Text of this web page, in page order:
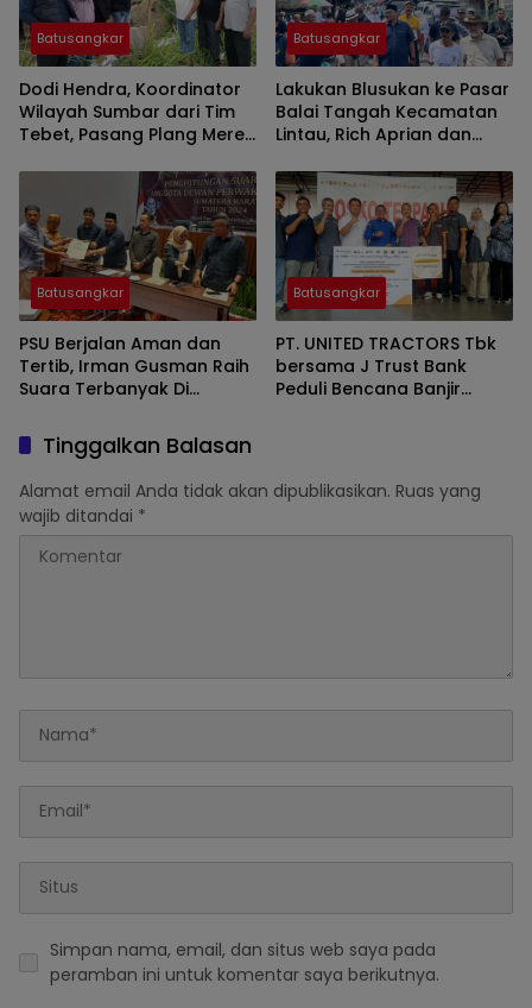
Batusangkar
Dodi Hendra, Koordinator
Wilayah Sumbar dari Tim
Tebet, Pasang Plang Merek
Makan Gratis
Batusangkar
Lakukan Blusukan ke Pasar
Balai Tangah Kecamatan
Lintau, Rich Aprian dan
Hangat Dari Masyaraka
Batusangkar
PSU Berjalan Aman dan
Tertib, Irman Gusman Raih
Suara Terbanyak Di
Batusangkar
PT. UNITED TRACTORS Tbk
bersama J Trust Bank
Peduli Bencana Banjir
Tinggalkan Balasan
Alamat email Anda tidak akan dipublikasikan. Ruas yang
wajib ditandai *
Simpan nama, email, dan situs web saya pada
peramban ini untuk komentar saya berikutnya.